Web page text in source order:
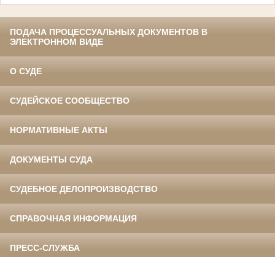
ПОДАЧА ПРОЦЕССУАЛЬНЫХ ДОКУМЕНТОВ В
ЭЛЕКТРОННОМ ВИДЕ
О СУДЕ
СУДЕЙСКОЕ СООБЩЕСТВО
НОРМАТИВНЫЕ АКТЫ
ДОКУМЕНТЫ СУДА
СУДЕБНОЕ ДЕЛОПРОИЗВОДСТВО
СПРАВОЧНАЯ ИНФОРМАЦИЯ
ПРЕСС-СЛУЖБА